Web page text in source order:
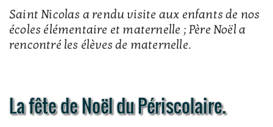
Saint Nicolas a rendu visite aux enfants de nos
écoles élémentaire et maternelle ; Père Noël a
rencontré les élèves de maternelle.
La fête de Noël du Périscolaire.